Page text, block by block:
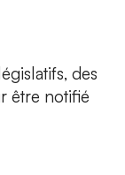
des
être notifié